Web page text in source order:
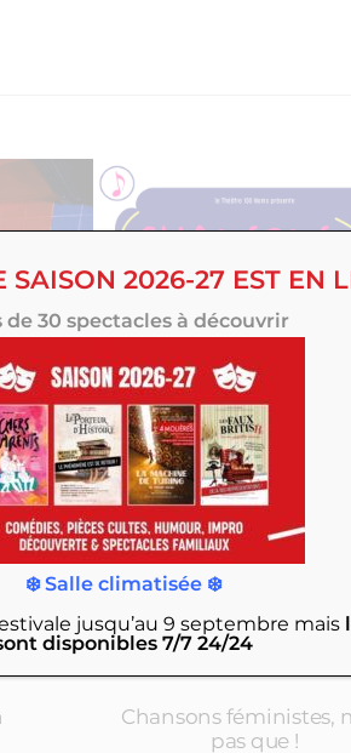
Chansons féministes,
pas que !
SAISON 2026-27 EST EN
de 30 spectacles à découvrir
❄️ Salle climatisée ❄️
jusqu’au 9 septembre mais
disponibles 7/7 24/24